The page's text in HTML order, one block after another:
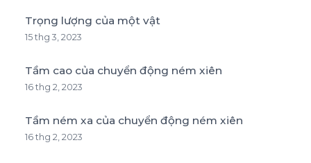
Trọng lượng của một vật
15 thg 3, 2023
Tầm cao của chuyển động ném xiên
16 thg 2, 2023
Tầm ném xa của chuyển động ném xiên
16 thg 2, 2023